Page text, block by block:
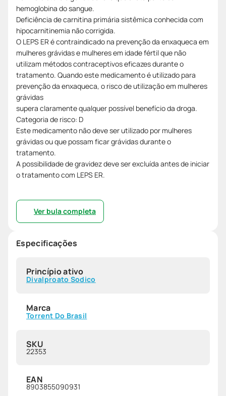
hemoglobina do sangue.
Deficiência de carnitina primária sistêmica conhecida com
hipocarnitinemia não corrigida.
O LEPS ER é contraindicado na prevenção da enxaqueca em
mulheres grávidas e mulheres em idade fértil que não
utilizam métodos contraceptivos eficazes durante o
tratamento. Quando este medicamento é utilizado para
prevenção da enxaqueca, o risco de utilização em mulheres
grávidas
supera claramente qualquer possível benefício da droga.
Categoria de risco: D
Este medicamento não deve ser utilizado por mulheres
grávidas ou que possam ficar grávidas durante o
tratamento.
A possibilidade de gravidez deve ser excluída antes de iniciar
o tratamento com LEPS ER.
Ver bula completa
Especificações
Princípio ativo
Divalproato Sodico
Marca
Torrent Do Brasil
SKU
22353
EAN
8903855090931